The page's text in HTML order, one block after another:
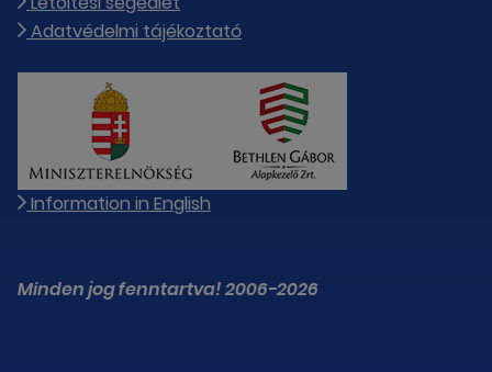
Adatvédelmi tájékoztató
Information in English
Minden jog fenntartva! 2006-2026